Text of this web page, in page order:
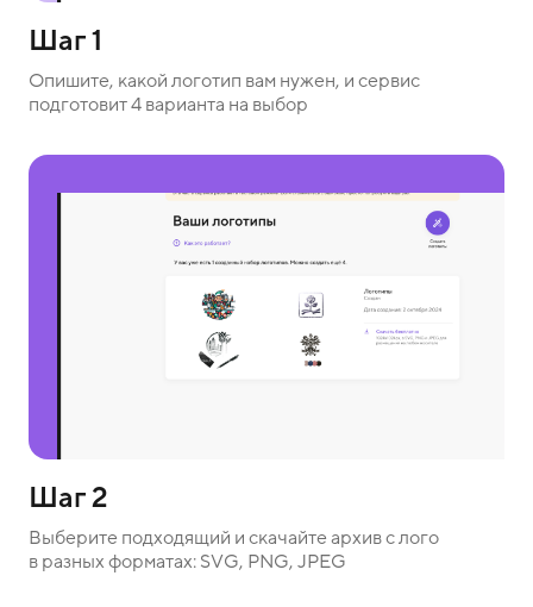
Шаг 1
Опишите, какой логотип вам нужен, и сервис
подготовит 4 варианта на выбор
Шаг 2
Выберите подходящий и скачайте архив с лого
в разных форматах: SVG, PNG, JPEG